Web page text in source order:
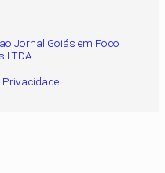
Jornal Goiás em Foco
LTDA
Privacidade